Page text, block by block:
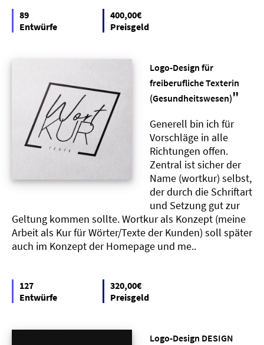
89
Entwürfe
400,00€
Preisgeld
Logo-Design für
freiberufliche Texterin
(Gesundheitswesen)"
Generell bin ich für
Vorschläge in alle
Richtungen offen.
Zentral ist sicher der
Name (wortkur) selbst,
der durch die Schriftart
und Setzung gut zur
Geltung kommen sollte. Wortkur als Konzept (meine
Arbeit als Kur für Wörter/Texte der Kunden) soll später
auch im Konzept der Homepage und me..
127
Entwürfe
320,00€
Preisgeld
Logo-Design DESIGN